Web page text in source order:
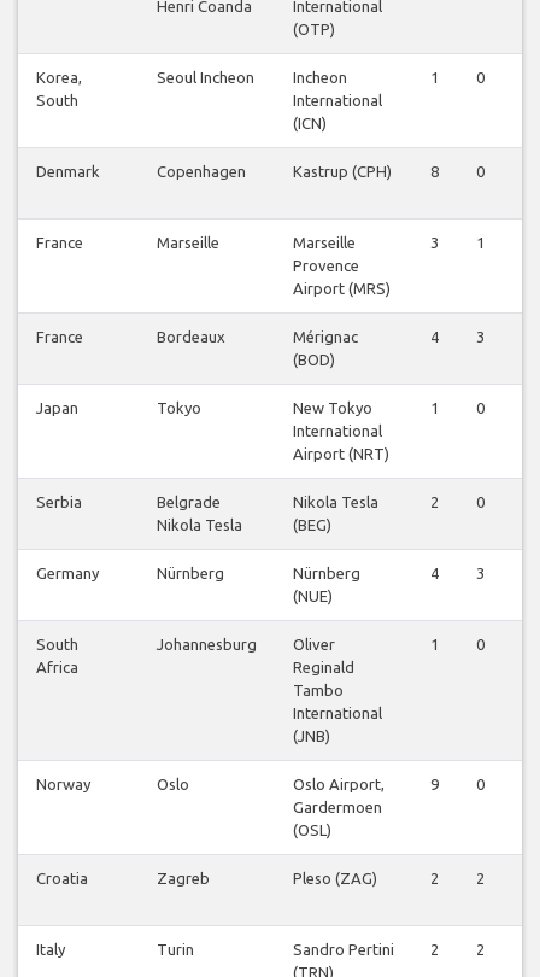
Henri Coanda
International
(OTP)
Korea,
South
Seoul Incheon
Incheon
International
(ICN)
1 0
Denmark Copenhagen Kastrup (CPH) 8 0
France Marseille
Marseille
Provence
Airport (MRS)
3 1
France Bordeaux
Mérignac
(BOD)
4 3
Japan Tokyo
New Tokyo
International
Airport (NRT)
1 0
Serbia
Belgrade
Nikola Tesla
Nikola Tesla
(BEG)
2 0
Germany Nürnberg
Nürnberg
(NUE)
4 3
South
Africa
Johannesburg
Oliver
Reginald
Tambo
International
(JNB)
1 0
Norway Oslo
Oslo Airport,
Gardermoen
(OSL)
9 0
Croatia Zagreb Pleso (ZAG) 2 2
Italy Turin
Sandro Pertini
(TRN)
2 2